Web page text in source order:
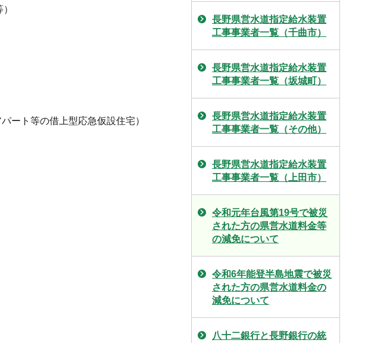
ート等の借上型応急仮設住宅）
長野県営水道指定給水装置
工事事業者一覧（千曲市）
長野県営水道指定給水装置
工事事業者一覧（坂城町）
長野県営水道指定給水装置
工事事業者一覧（その他）
長野県営水道指定給水装置
工事事業者一覧（上田市）
令和元年台風第19号で被災
された方の県営水道料金等
の減免について
令和6年能登半島地震で被災
された方の県営水道料金の
減免について
八十二銀行と長野銀行の統